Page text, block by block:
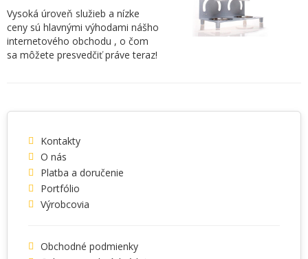
Vysoká úroveň služieb a nízke
ceny sú hlavnými výhodami nášho
internetového obchodu , o čom
sa môžete presvedčiť práve teraz!
Kontakty
O nás
Platba a doručenie
Portfólio
Výrobcovia
Obchodné podmienky